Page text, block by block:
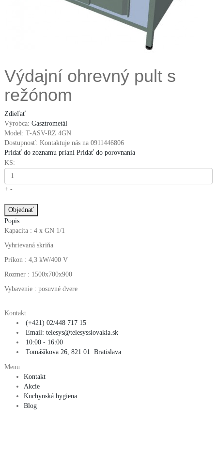
Výdajní ohrevný pult s
režónom
Zdieľať
Výrobca: Gasztrometál
Model: T-ASV-RZ 4GN
Dostupnosť: Kontaktuje nás na 0911446806
Pridať do zoznamu prianí Pridať do porovnania
KS:
+ -
Popis
Kapacita : 4 x GN 1/1
Vyhrievaná skriňa
Príkon : 4,3 kW/400 V
Rozmer : 1500x700x900
Vybavenie : posuvné dvere
Kontakt
(+421) 02/448 717 15
Email: telesys@telesysslovakia.sk
10:00 - 16:00
Tomášíkova 26, 821 01 Bratislava
Menu
Kontakt
Akcie
Kuchynská hygiena
Blog